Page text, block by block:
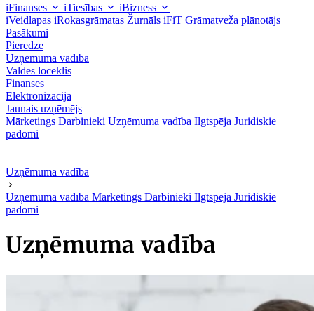
iFinanses iTiesības
iBizness
iVeidlapas iRokasgrāmatas Žurnāls iFiT Grāmatveža plānotājs
Pasākumi
Pieredze
Uzņēmuma vadība
Valdes loceklis
Finanses
Elektronizācija
Jaunais uzņēmējs
Mārketings Darbinieki Uzņēmuma vadība Ilgtspēja Juridiskie
padomi
Uzņēmuma vadība
Uzņēmuma vadība Mārketings Darbinieki Ilgtspēja Juridiskie
padomi
Uzņēmuma vadība